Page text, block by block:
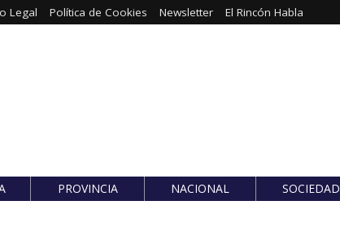
Legal Política de Cookies Newsletter El Rincón Habla
PROVINCIA NACIONAL SOCIEDAD